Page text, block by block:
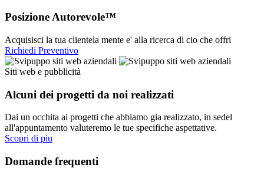
Posizione Autorevole™
Acquisisci la tua clientela mente e' alla ricerca di cio che offri
Richiedi Preventivo
Siti web e pubblicità
Alcuni dei progetti da noi realizzati
Dai un occhita ai progetti che abbiamo gia realizzato, in sedel
all'appuntamento valuteremo le tue specifiche aspettative.
Scopri di piu
Domande frequenti